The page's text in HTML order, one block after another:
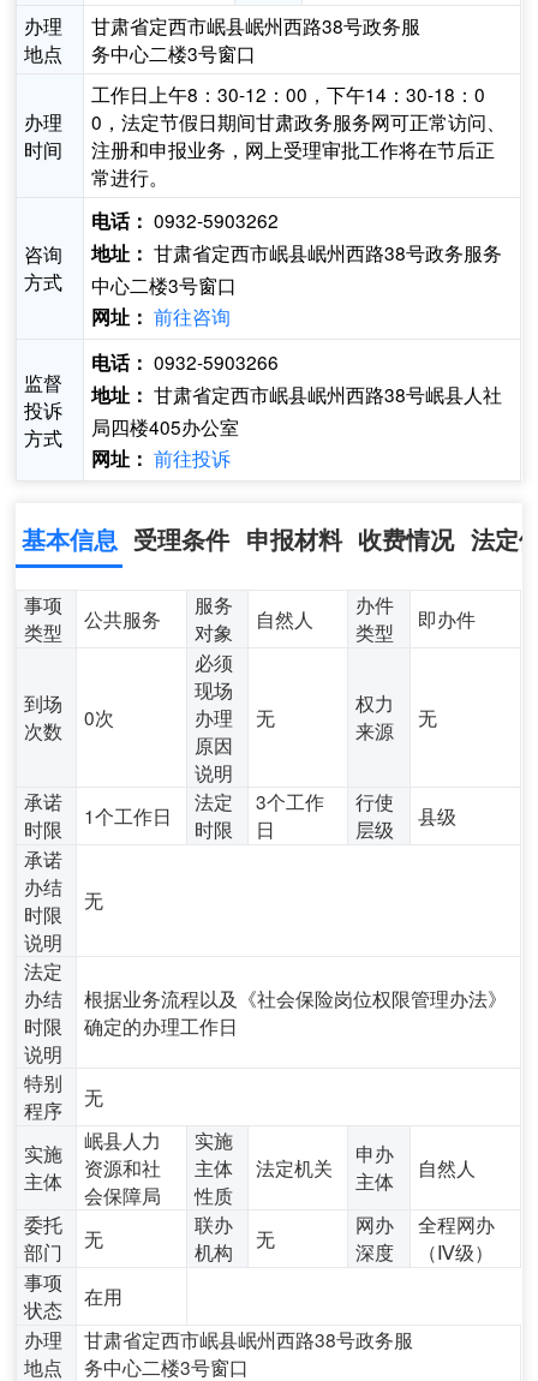
办理
地点
甘肃省定西市岷县岷州西路38号政务服
务中心二楼3号窗口
办理
时间
工作日上午8：30-12：00，下午14：30-18：0
0，法定节假日期间甘肃政务服务网可正常访问、
注册和申报业务，网上受理审批工作将在节后正
常进行。
咨询
方式
电话： 0932-5903262
地址： 甘肃省定西市岷县岷州西路38号政务服务
中心二楼3号窗口
网址： 前往咨询
监督
投诉
方式
电话： 0932-5903266
地址： 甘肃省定西市岷县岷州西路38号岷县人社
局四楼405办公室
网址： 前往投诉
基本信息 受理条件 申报材料 收费情况 法定
事项
类型
公共服务
服务
对象
自然人
办件
类型
即办件
到场
次数
0次
必须
现场
办理
原因
说明
无
权力
来源
无
承诺
时限
1个工作日
法定
时限
3个工作
日
行使
层级
县级
承诺
办结
时限
说明
无
法定
办结
时限
说明
根据业务流程以及《社会保险岗位权限管理办法》
确定的办理工作日
特别
程序
无
实施
主体
岷县人力
资源和社
会保障局
实施
主体
性质
法定机关
申办
主体
自然人
委托
部门
无
联办
机构
无
网办
深度
全程网办
（Ⅳ级）
事项
状态
在用
办理
地点
甘肃省定西市岷县岷州西路38号政务服
务中心二楼3号窗口